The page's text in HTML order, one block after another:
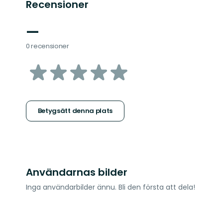
Recensioner
—
0 recensioner
av
stjärnor
Betygsätt denna plats
Användarnas bilder
Inga användarbilder ännu. Bli den första att dela!